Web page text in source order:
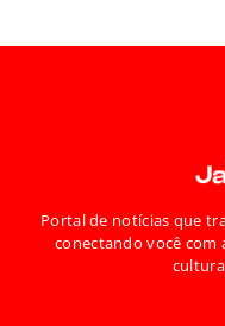
Portal de notícias que
conectando você com